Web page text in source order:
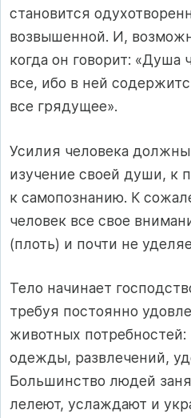
становится
возвышенной. И,
когда он говорит: «Душа
все, ибо в ней
все грядущее».
Усилия человека
изучение своей души, к
к самопознанию. К
человек все свое
(плоть) и почти не
Тело начинает
требуя постоянно
животных
одежды, развлечений,
Большинство людей
лелеют, услаждают и